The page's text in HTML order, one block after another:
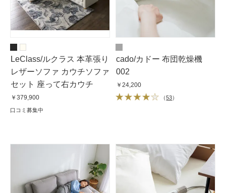
LeClass/ルクラス 本革張り
レザーソファ カウチソファ
セット 座って右カウチ
￥379,900
口コミ募集中
cado/カドー 布団乾燥機
002
￥24,200
（53）